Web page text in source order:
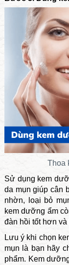
Thoa
Sử dụng kem
da mụn giúp cân
nhờn, loại bỏ
kem dưỡng ẩm
đàn hồi tốt hơn và
Lưu ý khi chọn
mụn là bạn hãy
phẩm. Kem